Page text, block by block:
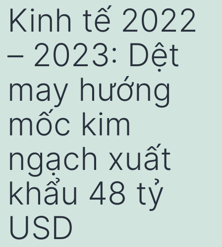
Kinh tế 2022
– 2023: Dệt
may hướng
mốc kim
ngạch xuất
khẩu 48 tỷ
USD